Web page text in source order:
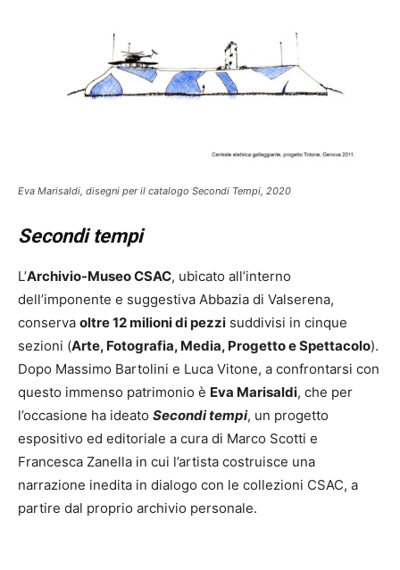
Eva Marisaldi, disegni per il catalogo Secondi Tempi, 2020
Secondi tempi
L’Archivio-Museo CSAC, ubicato all’interno
dell’imponente e suggestiva Abbazia di Valserena,
conserva oltre 12 milioni di pezzi suddivisi in cinque
sezioni (Arte, Fotografia, Media, Progetto e Spettacolo).
Dopo Massimo Bartolini e Luca Vitone, a confrontarsi con
questo immenso patrimonio è Eva Marisaldi, che per
l’occasione ha ideato Secondi tempi, un progetto
espositivo ed editoriale a cura di Marco Scotti e
Francesca Zanella in cui l’artista costruisce una
narrazione inedita in dialogo con le collezioni CSAC, a
partire dal proprio archivio personale.